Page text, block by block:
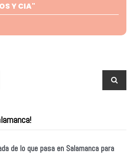
Y CIA"
de lo que pasa en Salamanca para